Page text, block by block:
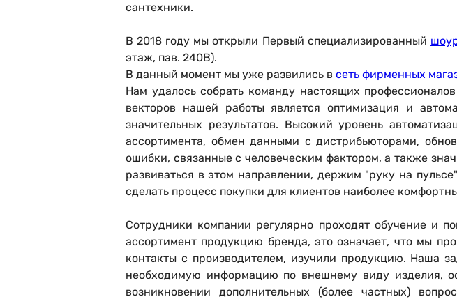
сантехники.
В 2018 году мы открыли Первый специализированный
этаж, пав. 240В).
В данный момент мы уже развились в сеть фирменных
Нам удалось собрать команду настоящих
векторов нашей работы является оптимизация и
значительных результатов. Высокий уровень
ассортимента, обмен данными с дистрибьюторами,
ошибки, связанные с человеческим фактором, а также
развиваться в этом направлении, держим "руку на
сделать процесс покупки для клиентов наиболее
Сотрудники компании регулярно проходят обучение и
ассортимент продукцию бренда, это означает, что мы
контакты с производителем, изучили продукцию. Наша
необходимую информацию по внешнему виду изделия,
возникновении дополнительных (более частных)